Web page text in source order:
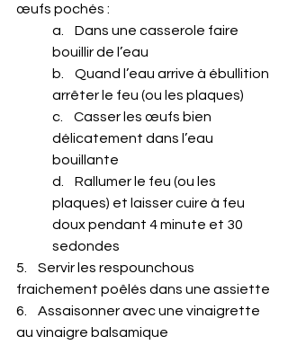
œufs pochés :
a.    Dans une casserole faire
bouillir de l’eau
b.    Quand l’eau arrive à ébullition
arrêter le feu (ou les plaques)
c.    Casser les œufs bien
délicatement dans l’eau
bouillante
d.    Rallumer le feu (ou les
plaques) et laisser cuire à feu
doux pendant 4 minute et 30
sedondes
5.    Servir les respounchous
fraichement poêlés dans une assiette
6.    Assaisonner avec une vinaigrette
au vinaigre balsamique